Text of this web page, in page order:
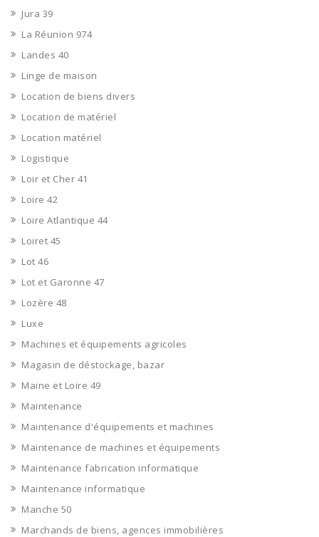
Jura 39
La Réunion 974
Landes 40
Linge de maison
Location de biens divers
Location de matériel
Location matériel
Logistique
Loir et Cher 41
Loire 42
Loire Atlantique 44
Loiret 45
Lot 46
Lot et Garonne 47
Lozère 48
Luxe
Machines et équipements agricoles
Magasin de déstockage, bazar
Maine et Loire 49
Maintenance
Maintenance d'équipements et machines
Maintenance de machines et équipements
Maintenance fabrication informatique
Maintenance informatique
Manche 50
Marchands de biens, agences immobilières